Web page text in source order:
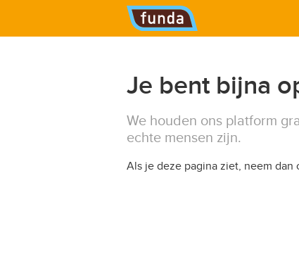
Hoofdmenu
Je bent bijna
We houden ons platform
echte mensen zijn.
Als je deze pagina ziet, neem dan